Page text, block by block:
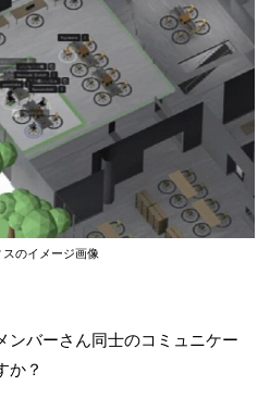
のイメージ画像
ンバーさん同士のコミュニケー
か？